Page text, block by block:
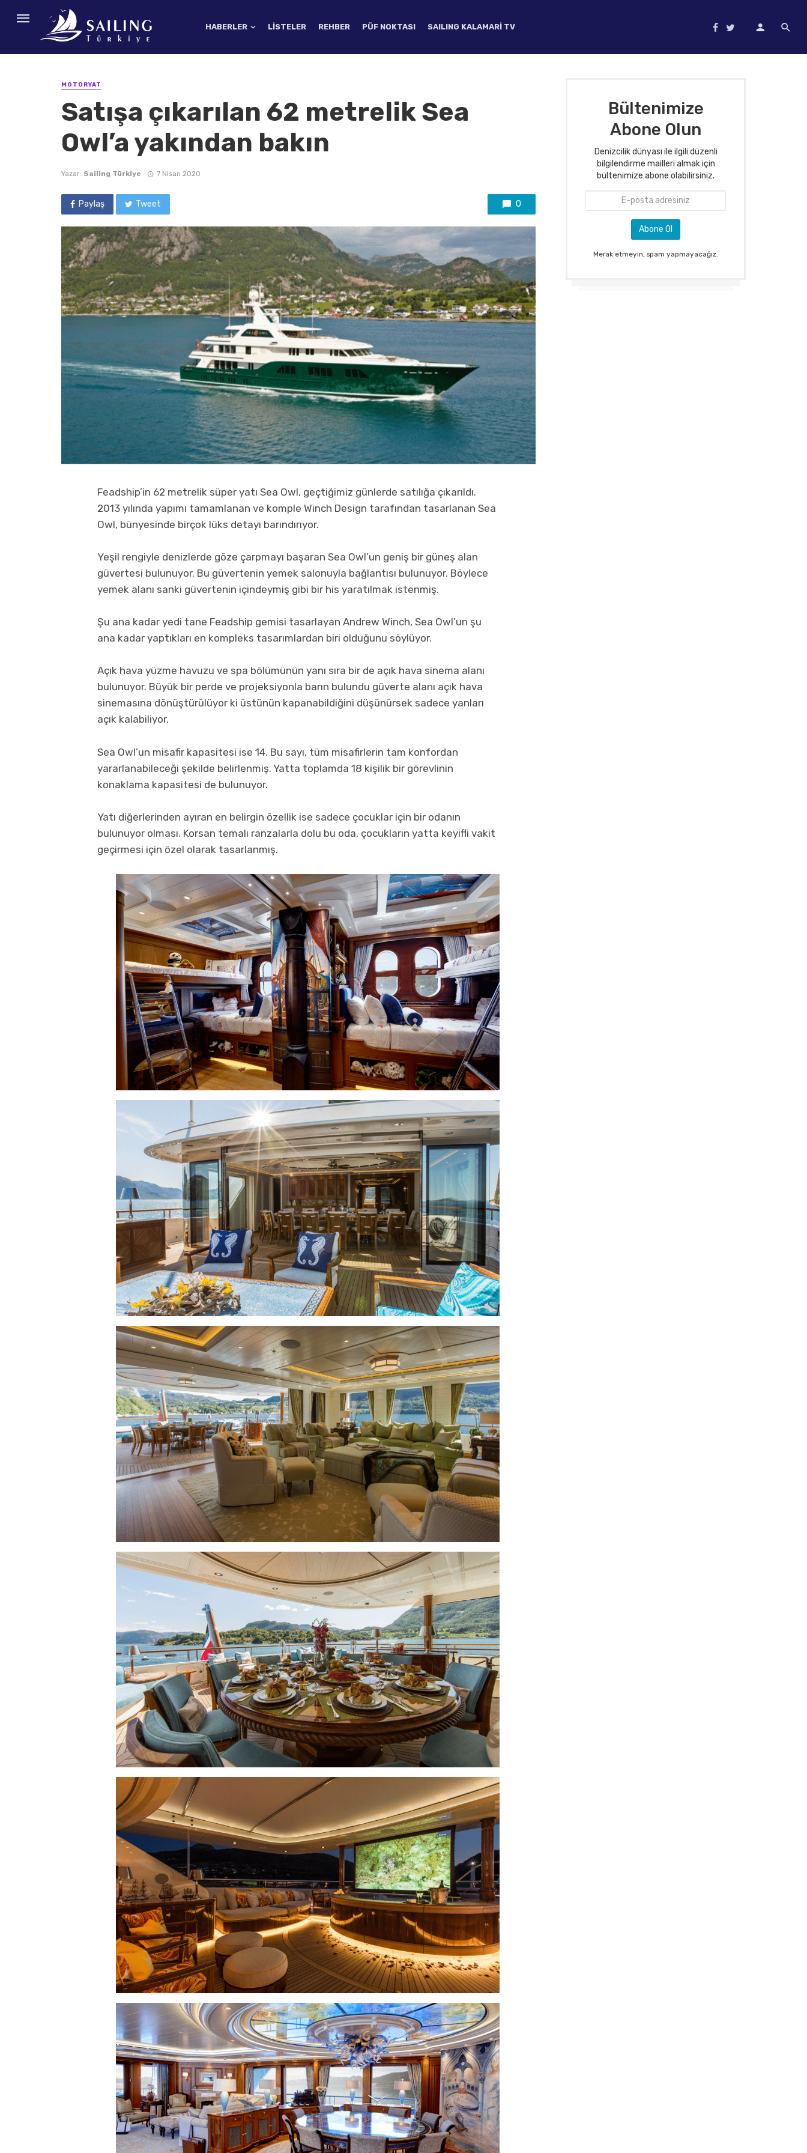
HABERLER LISTELER REHBER PÜF NOKTASI SAILING KALAMARI TV
MOTORYAT
Satışa çıkarılan 62 metrelik Sea
Owl’a yakından bakın
Yazar: Sailing Türkiye 7 Nisan 2020
Paylaş Tweet 0
Feadship’in 62 metrelik süper yatı Sea Owl, geçtiğimiz günlerde satılığa çıkarıldı.
2013 yılında yapımı tamamlanan ve komple Winch Design tarafından tasarlanan Sea
Owl, bünyesinde birçok lüks detayı barındırıyor.
Yeşil rengiyle denizlerde göze çarpmayı başaran Sea Owl’un geniş bir güneş alan
güvertesi bulunuyor. Bu güvertenin yemek salonuyla bağlantısı bulunuyor. Böylece
yemek alanı sanki güvertenin içindeymiş gibi bir his yaratılmak istenmiş.
Şu ana kadar yedi tane Feadship gemisi tasarlayan Andrew Winch, Sea Owl’un şu
ana kadar yaptıkları en kompleks tasarımlardan biri olduğunu söylüyor.
Açık hava yüzme havuzu ve spa bölümünün yanı sıra bir de açık hava sinema alanı
bulunuyor. Büyük bir perde ve projeksiyonla barın bulundu güverte alanı açık hava
sinemasına dönüştürülüyor ki üstünün kapanabildiğini düşünürsek sadece yanları
açık kalabiliyor.
Sea Owl’un misafir kapasitesi ise 14. Bu sayı, tüm misafirlerin tam konfordan
yararlanabileceği şekilde belirlenmiş. Yatta toplamda 18 kişilik bir görevlinin
konaklama kapasitesi de bulunuyor.
Yatı diğerlerinden ayıran en belirgin özellik ise sadece çocuklar için bir odanın
bulunuyor olması. Korsan temalı ranzalarla dolu bu oda, çocukların yatta keyifli vakit
geçirmesi için özel olarak tasarlanmış.
Bültenimize
Abone Olun
Denizcilik dünyası ile ilgili düzenli
bilgilendirme mailleri almak için
bültenimize abone olabilirsiniz.
Merak etmeyin, spam yapmayacağız.